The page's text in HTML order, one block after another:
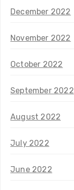
December 2022
November 2022
October 2022
September 2022
August 2022
July 2022
June 2022